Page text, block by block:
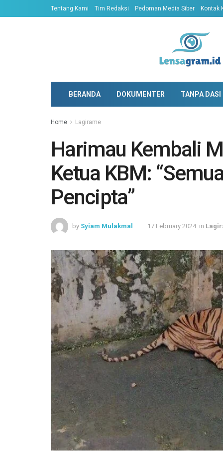
Tentang Kami Tim Redaksi Pedoman Media Siber Kontak
BERANDA DOKUMENTER TANPA DASI
Home Lagirame
Harimau Kembali
Ketua KBM:
Pencipta”
by Syiam Mulakmal 17 February 2024 in